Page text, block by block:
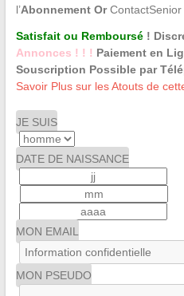
l’Abonnement OrContactSenior
Satisfait ou Remboursé!
Annonces ! ! ! Paiement en
Souscription Possible par
Savoir Plus sur les Atouts de
JE SUIS
DATE DE NAISSANCE
MON EMAIL
MON PSEUDO